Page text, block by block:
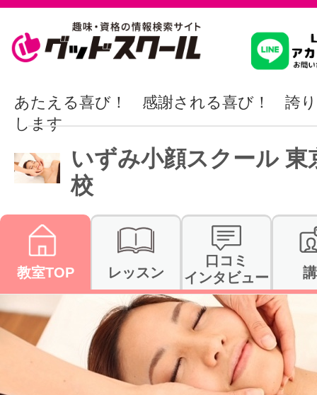
習いたいこ
スクールを
駅・路線か
通信講座を
体験レッス
あたえる喜び！ 感謝される喜び！ 誇り
します
いずみ小顔スクール 東
校
教室TOP レッスン
口コミ
インタビュー